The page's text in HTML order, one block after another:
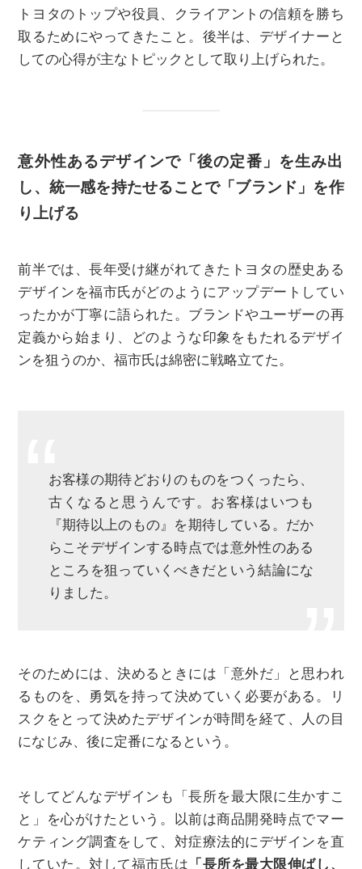
トヨタのトップや役員、クライアントの信頼を勝ち
取るためにやってきたこと。後半は、デザイナーと
しての心得が主なトピックとして取り上げられた。
意外性あるデザインで「後の定番」を生み出
し、統一感を持たせることで「ブランド」を作
り上げる
前半では、長年受け継がれてきたトヨタの歴史ある
デザインを福市氏がどのようにアップデートしてい
ったかが丁寧に語られた。ブランドやユーザーの再
定義から始まり、どのような印象をもたれるデザイ
ンを狙うのか、福市氏は綿密に戦略立てた。
お客様の期待どおりのものをつくったら、
古くなると思うんです。お客様はいつも
『期待以上のもの』を期待している。だか
らこそデザインする時点では意外性のある
ところを狙っていくべきだという結論にな
りました。
そのためには、決めるときには「意外だ」と思われ
るものを、勇気を持って決めていく必要がある。リ
スクをとって決めたデザインが時間を経て、人の目
になじみ、後に定番になるという。
そしてどんなデザインも「長所を最大限に生かすこ
と」を心がけたという。以前は商品開発時点でマー
ケティング調査をして、対症療法的にデザインを直
していた。対して福市氏は 「長所を最大限伸ばし、